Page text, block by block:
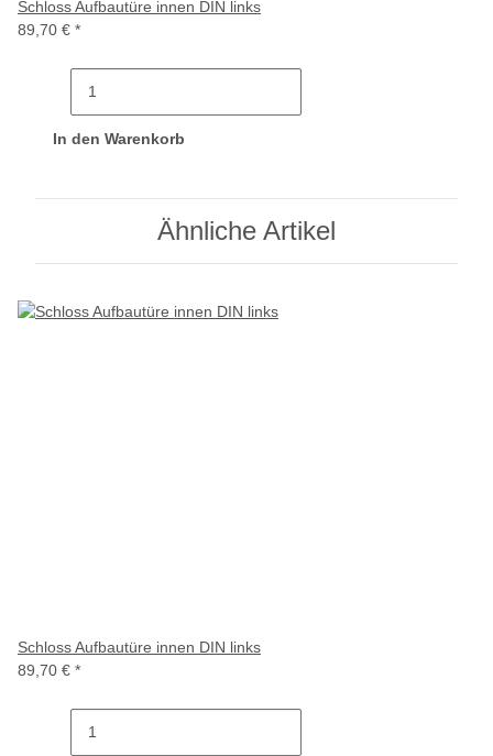
Schloss Aufbautüre innen DIN links
89,70 € *
In den Warenkorb
Ähnliche Artikel
Schloss Aufbautüre innen DIN links
89,70 € *